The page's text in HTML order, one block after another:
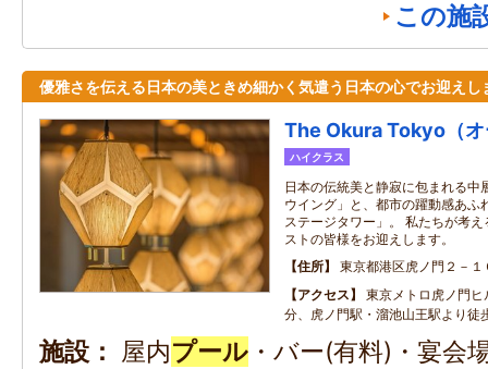
この施
優雅さを伝える日本の美ときめ細かく気遣う日本の心でお迎えし
The Okura Tokyo（オ
ハイクラス
日本の伝統美と静寂に包まれる中
ウイング」と、都市の躍動感あふ
ステージタワー」。 私たちが考
ストの皆様をお迎えします。
住所
東京都港区虎ノ門２－１
アクセス
東京メトロ虎ノ門
分、虎ノ門駅・溜池山王駅より徒
施設 屋内プール ・バー(有料)・宴会